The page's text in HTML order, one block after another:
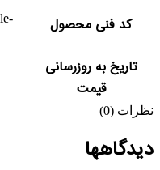
کد فنی محصول
تاریخ به روزرسانی
قیمت
نظرات (0)
دیدگاهها